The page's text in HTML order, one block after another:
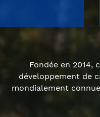
Fondée en
développement de
mondialement